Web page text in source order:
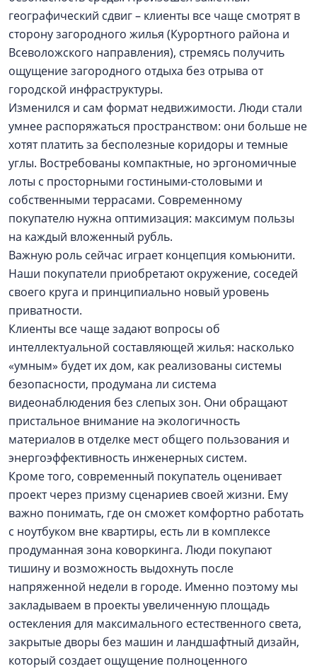
географический сдвиг – клиенты все чаще смотрят в
сторону загородного жилья (Курортного района и
Всеволожского направления), стремясь получить
ощущение загородного отдыха без отрыва от
городской инфраструктуры.
Изменился и сам формат недвижимости. Люди стали
умнее распоряжаться пространством: они больше не
хотят платить за бесполезные коридоры и темные
углы. Востребованы компактные, но эргономичные
лоты с просторными гостиными-столовыми и
собственными террасами. Современному
покупателю нужна оптимизация: максимум пользы
на каждый вложенный рубль.
Важную роль сейчас играет концепция комьюнити.
Наши покупатели приобретают окружение, соседей
своего круга и принципиально новый уровень
приватности.
Клиенты все чаще задают вопросы об
интеллектуальной составляющей жилья: насколько
«умным» будет их дом, как реализованы системы
безопасности, продумана ли система
видеонаблюдения без слепых зон. Они обращают
пристальное внимание на экологичность
материалов в отделке мест общего пользования и
энергоэффективность инженерных систем.
Кроме того, современный покупатель оценивает
проект через призму сценариев своей жизни. Ему
важно понимать, где он сможет комфортно работать
с ноутбуком вне квартиры, есть ли в комплексе
продуманная зона коворкинга. Люди покупают
тишину и возможность выдохнуть после
напряженной недели в городе. Именно поэтому мы
закладываем в проекты увеличенную площадь
остекления для максимального естественного света,
закрытые дворы без машин и ландшафтный дизайн,
который создает ощущение полноценного